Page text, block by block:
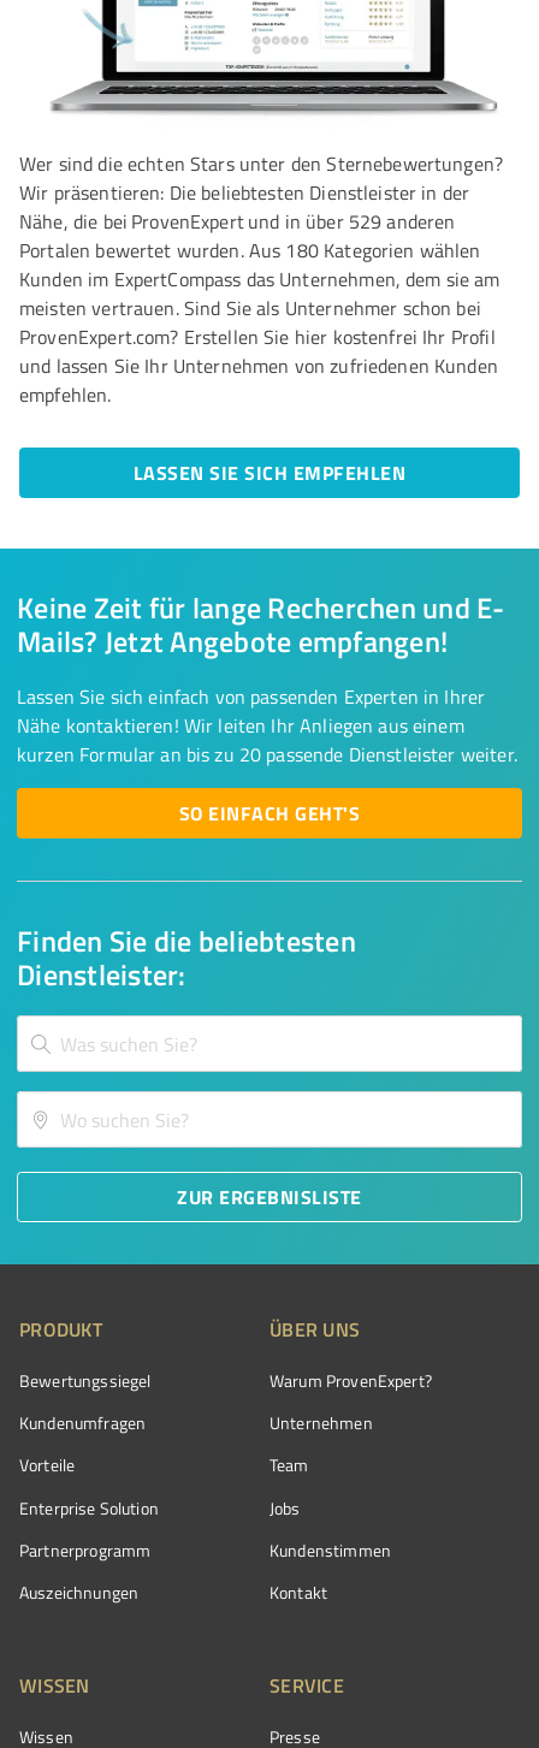
Wer sind die echten Stars unter den Sternebewertungen?
Wir präsentieren: Die beliebtesten Dienstleister in der
Nähe, die bei ProvenExpert und in über 529 anderen
Portalen bewertet wurden. Aus 180 Kategorien wählen
Kunden im ExpertCompass das Unternehmen, dem sie am
meisten vertrauen. Sind Sie als Unternehmer schon bei
ProvenExpert.com? Erstellen Sie hier kostenfrei Ihr Profil
und lassen Sie Ihr Unternehmen von zufriedenen Kunden
empfehlen.
LASSEN SIE SICH EMPFEHLEN
Finden Sie die beliebtesten
Dienstleister:
ZUR ERGEBNISLISTE
Keine Zeit für lange Recherchen und E-
Mails? Jetzt Angebote empfangen!
Lassen Sie sich einfach von passenden Experten in Ihrer
Nähe kontaktieren! Wir leiten Ihr Anliegen aus einem
kurzen Formular an bis zu 20 passende Dienstleister weiter.
SO EINFACH GEHT'S
PRODUKT
Bewertungssiegel
Kundenumfragen
Vorteile
Enterprise Solution
Partnerprogramm
Auszeichnungen
ÜBER UNS
Warum ProvenExpert?
Unternehmen
Team
Jobs
Kundenstimmen
Kontakt
WISSEN
Wissen
SERVICE
Presse